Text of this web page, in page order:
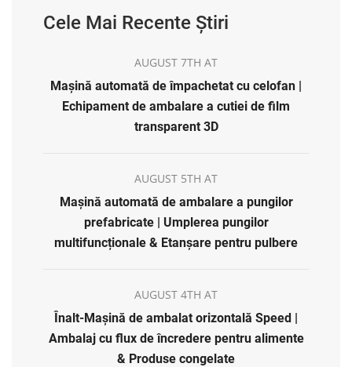
Cele Mai Recente Știri
AUGUST 7TH AT
Mașină automată de împachetat cu celofan |
Echipament de ambalare a cutiei de film
transparent 3D
AUGUST 5TH AT
Mașină automată de ambalare a pungilor
prefabricate | Umplerea pungilor
multifuncționale & Etanșare pentru pulbere
AUGUST 4TH AT
Înalt-Mașină de ambalat orizontală Speed |
Ambalaj cu flux de încredere pentru alimente
& Produse congelate